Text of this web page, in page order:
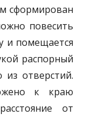
сформирован
повесить
и помещается
распорный
из отверстий.
к краю
от